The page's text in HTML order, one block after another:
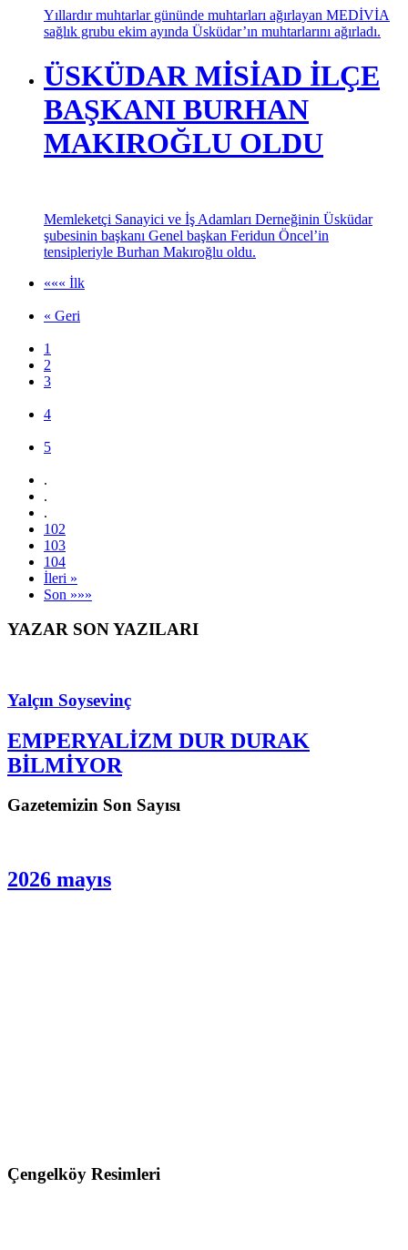
Maaş tablosunda büyük uçurum: Emeklilerin yüzde 40'ı 17
bin liranın altında yaşam savaşı veriyor. aylik baglama oranlari
cok dustu sonuc bu
MEDİVİA SAĞLIK
BULUŞTU
Yıllardır muhtarlar gününde muhtarları ağırlayan MEDİVİA
sağlık grubu ekim ayında Üsküdar’ın muhtarlarını ağırladı.
ÜSKÜDAR MİSİAD İLÇE
BAŞKANI BURHAN
MAKIROĞLU OLDU
Memleketçi Sanayici ve İş Adamları Derneğinin Üsküdar
şubesinin başkanı Genel başkan Feridun Öncel’in
tensipleriyle Burhan Makıroğlu oldu.
««« İlk
« Geri
5
.
104
İleri »